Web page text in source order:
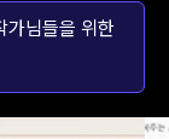
가님들을 위한